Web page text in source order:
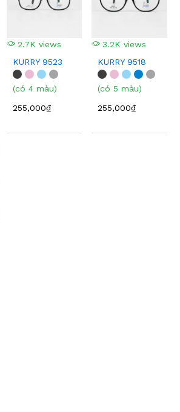
2.7K views
KURRY 9523
(có 4 màu)
255,000₫
3.2K views
KURRY 9518
(có 5 màu)
255,000₫